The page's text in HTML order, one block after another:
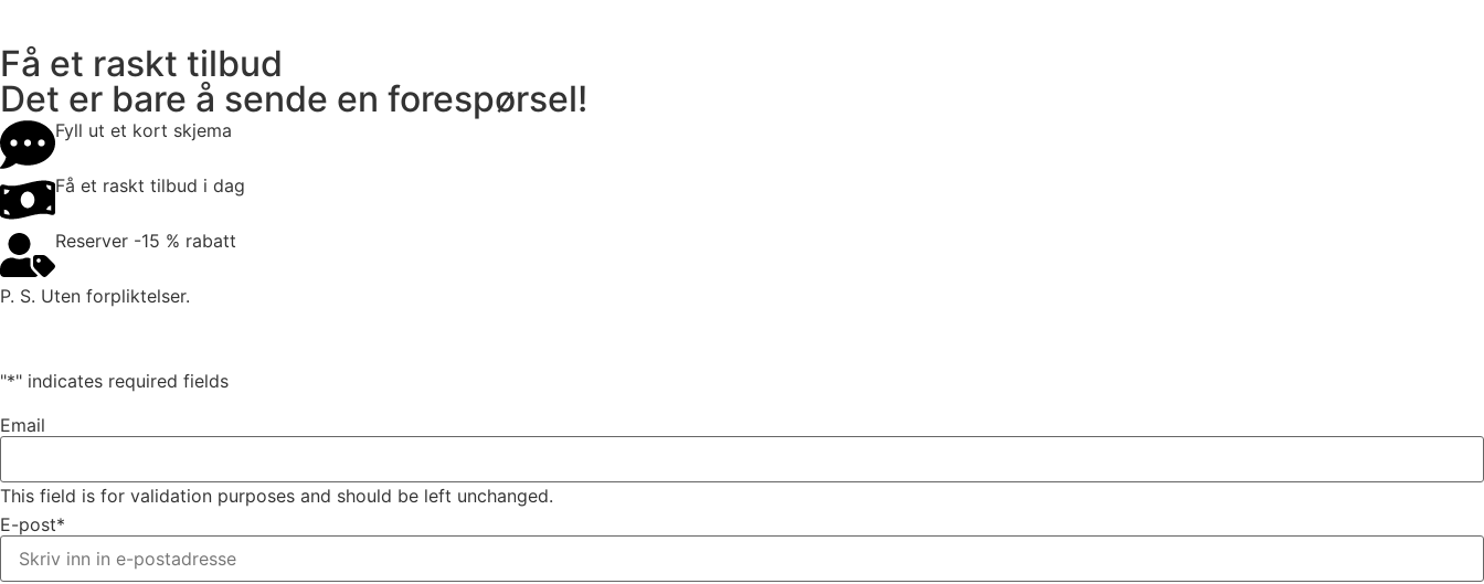
Få et raskt tilbud
Det er bare å sende en forespørsel!
Fyll ut et kort skjema
Få et raskt tilbud i dag
Reserver -15 % rabatt
P. S. Uten forpliktelser.
"*" indicates required fields
Email
This field is for validation purposes and should be left unchanged.
E-post*